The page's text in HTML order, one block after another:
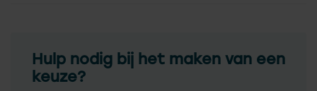
Hulp nodig bij het maken van een
keuze?